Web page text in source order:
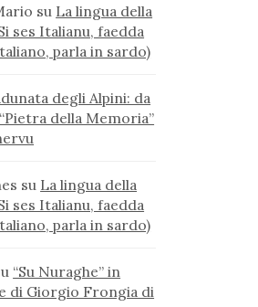
su La lingua della
ses Italianu, faedda
parla in sardo)
degli Alpini: da
della Memoria”
su La lingua della
ses Italianu, faedda
parla in sardo)
“Su Nuraghe” in
di Giorgio Frongia di